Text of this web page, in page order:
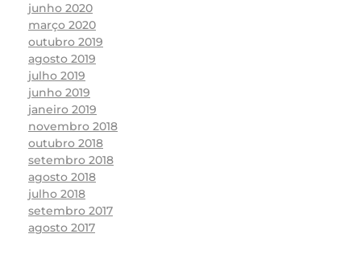
junho 2020
março 2020
outubro 2019
agosto 2019
julho 2019
junho 2019
janeiro 2019
novembro 2018
outubro 2018
setembro 2018
agosto 2018
julho 2018
setembro 2017
agosto 2017